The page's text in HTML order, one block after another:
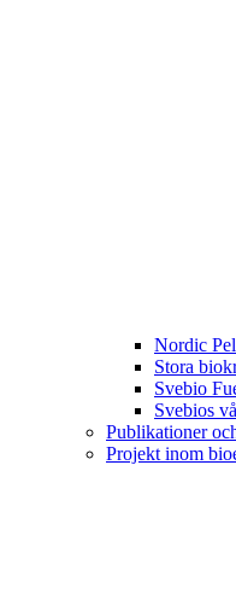
Nordic
Stora
Svebio
Svebios
Publikationer
Projekt inom